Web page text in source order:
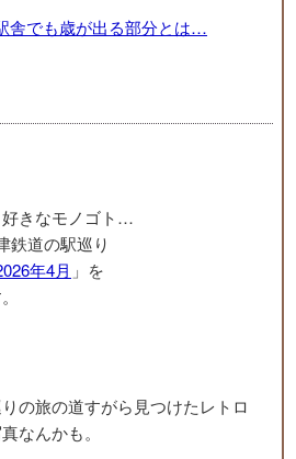
舎でも歳が出る部分とは…
きなモノゴト…
鉄道の駅巡り
年4月 」を
の旅の道すがら見つけたレトロ
なんかも。